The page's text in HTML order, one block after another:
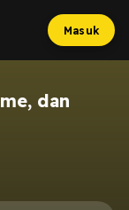
Masuk
dan